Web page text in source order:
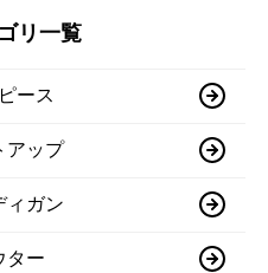
リ一覧
ース
アップ
ィガン
ター